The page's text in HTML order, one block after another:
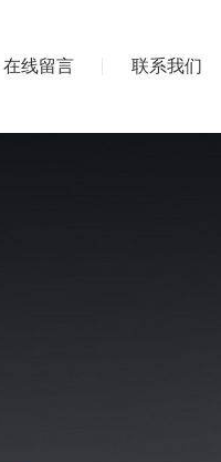
在线留言 联系我们